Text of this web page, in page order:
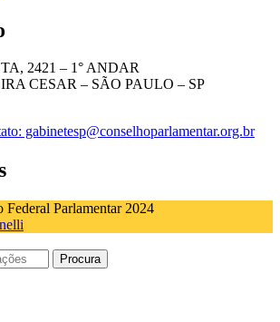
2421 – 1° ANDAR
CESAR – SÃO PAULO – SP
gabinetesp@conselhoparlamentar.org.br
Parlamentar 2024
Procura